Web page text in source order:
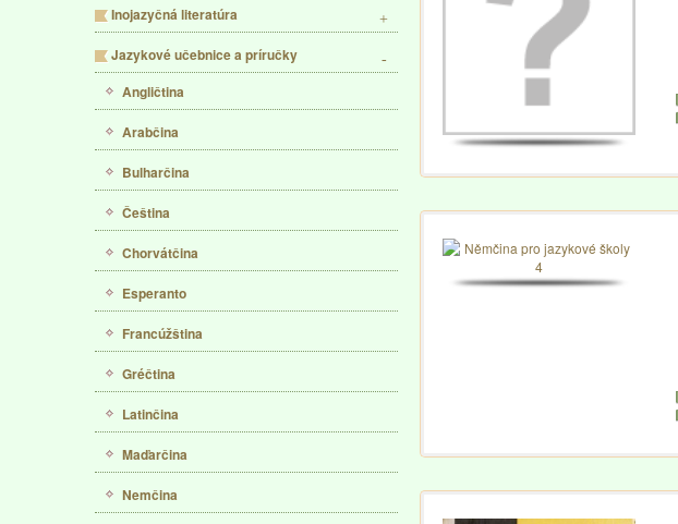
Inojazyčná literatúra
Jazykové učebnice a príručky
Angličtina
Arabčina
Bulharčina
Čeština
Chorvátčina
Esperanto
Francúžština
Gréčtina
Latinčina
Maďarčina
Nemčina